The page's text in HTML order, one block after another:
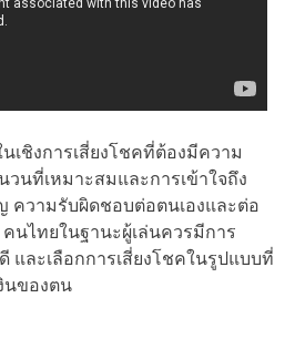
เชิงการเสี่ยงโชคที่ต้องมีความ
วนที่เหมาะสมและการเข้าใจถึง
ความรับผิดชอบต่อตนเองและต่อ
ไทยในฐานะผู้เล่นควรมีการ
และเลือกการเสี่ยงโชคในรูปแบบที่
นของตน